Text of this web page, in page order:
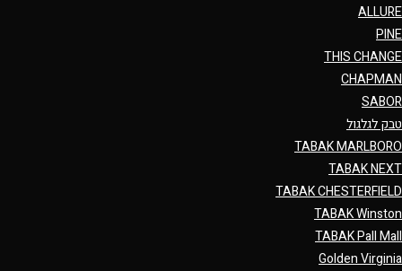
ALLURE
PINE
THIS CHANGE
CHAPMAN
SABOR
טבק לגלגול
TABAK MARLBORO
TABAK NEXT
TABAK CHESTERFIELD
TABAK Winston
TABAK Pall Mall
Golden Virginia